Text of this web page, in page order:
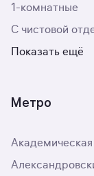
1-комнатные
С чистовой
Показать ещё
Метро
Академическая